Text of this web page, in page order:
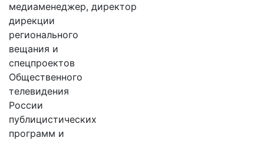
медиаменеджер, директор
дирекции
регионального
вещания и
спецпроектов
Общественного
телевидения
России
публицистических
программ и